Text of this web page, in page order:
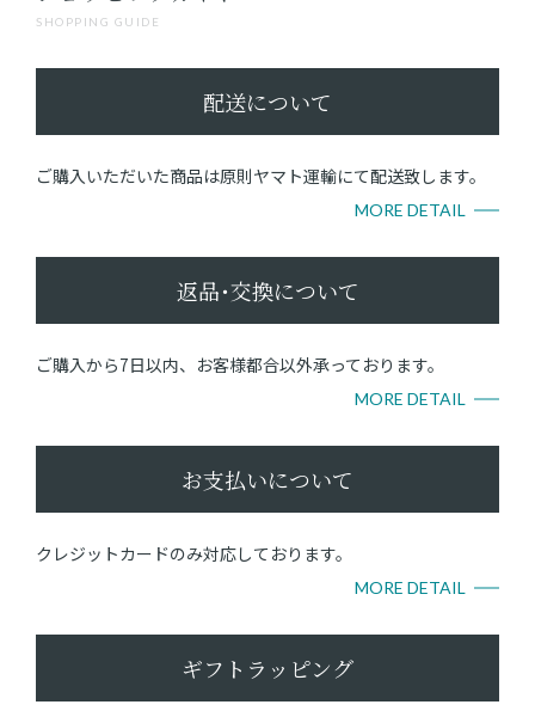
SHOPPING GUIDE
配送について
ご購入いただいた商品は原則ヤマト運輸にて配送致します。
MORE DETAIL
返品･交換について
ご購入から7日以内、お客様都合以外承っております。
MORE DETAIL
お支払いについて
クレジットカードのみ対応しております。
MORE DETAIL
ギフトラッピング